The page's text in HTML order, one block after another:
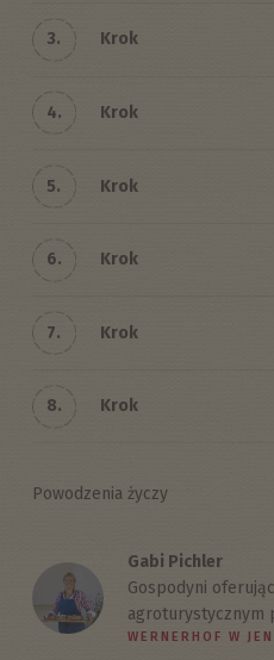
3. Krok
4. Krok
5. Krok
6. Krok
7. Krok
8. Krok
Powodzenia życzy
Gabi Pichler
Gospodyni
agroturystycznym
WERNERHOF W